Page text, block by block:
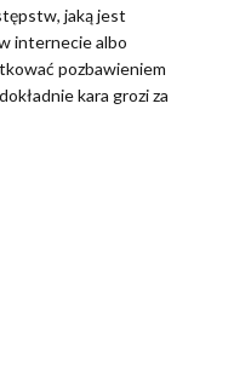
jaką jest
internecie albo
pozbawieniem
kara grozi za